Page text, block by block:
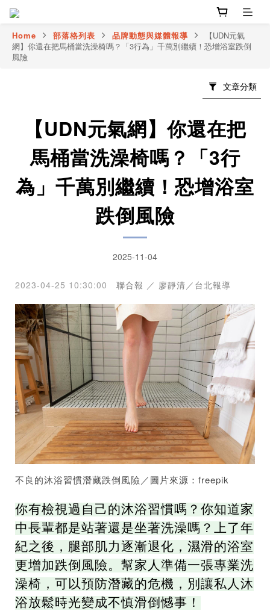
Home 部落格列表 品牌動態與媒體報導
【UDN元氣
網】你還在把馬桶當洗澡椅嗎？「3行為」千萬別繼續！恐增浴室跌倒
風險
文章分類
【UDN元氣網】你還在把
馬桶當洗澡椅嗎？「3行
為」千萬別繼續！恐增浴室
跌倒風險
2025-11-04
2023-04-25 10:30:00 聯合報 ／ 廖靜清／台北報導
不良的沐浴習慣潛藏跌倒風險／圖片來源：freepik
你有檢視過自己的沐浴習慣嗎？你知道家
中長輩都是站著還是坐著洗澡嗎？上了年
紀之後，腿部肌力逐漸退化，濕滑的浴室
更增加跌倒風險。幫家人準備一張專業洗
澡椅，可以預防潛藏的危機，別讓私人沐
浴放鬆時光變成不慎滑倒憾事！